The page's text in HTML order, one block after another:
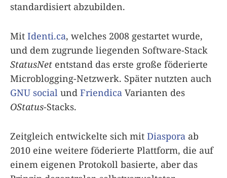
standardisiert abzubilden.
Mit Identi.ca, welches 2008 gestartet wurde,
und dem zugrunde liegenden Software-Stack
StatusNet entstand das erste große föderierte
Microblogging-Netzwerk. Später nutzten auch
GNU social und Friendica Varianten des
OStatus-Stacks.
Zeitgleich entwickelte sich mit Diaspora ab
2010 eine weitere föderierte Plattform, die auf
einem eigenen Protokoll basierte, aber das